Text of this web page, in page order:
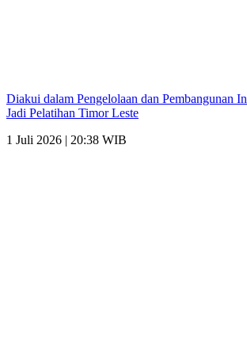
Diakui dalam Pengelolaan dan Pembangunan
Jadi Pelatihan Timor Leste
1 Juli 2026 | 20:38 WIB